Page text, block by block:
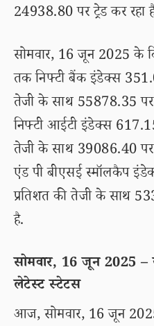
24938.80 पर ट्रेड कर रहा
सोमवार, 16 जून 2025 के
तक निफ्टी बैंक इंडेक्स
तेजी के साथ 55878.35 पर
निफ्टी आईटी इंडेक्स
तेजी के साथ 39086.40 पर
एंड पी बीएसई स्मॉलकैप
प्रतिशत की तेजी के साथ
है.
सोमवार, 16 जून 2025 –
लेटेस्ट स्टेटस
आज, सोमवार, 16 जून